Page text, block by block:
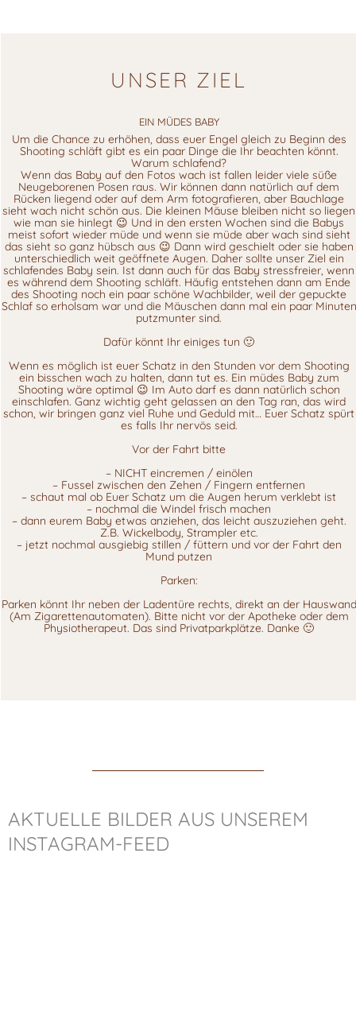
UNSER ZIEL
EIN MÜDES BABY
Um die Chance zu erhöhen, dass euer Engel gleich zu Beginn des
Shooting schläft gibt es ein paar Dinge die Ihr beachten könnt.
Warum schlafend?
Wenn das Baby auf den Fotos wach ist fallen leider viele süße
Neugeborenen Posen raus. Wir können dann natürlich auf dem
Rücken liegend oder auf dem Arm fotografieren, aber Bauchlage
sieht wach nicht schön aus. Die kleinen Mäuse bleiben nicht so liegen
wie man sie hinlegt 😉 Und in den ersten Wochen sind die Babys
meist sofort wieder müde und wenn sie müde aber wach sind sieht
das sieht so ganz hübsch aus 😉 Dann wird geschielt oder sie haben
unterschiedlich weit geöffnete Augen. Daher sollte unser Ziel ein
schlafendes Baby sein. Ist dann auch für das Baby stressfreier, wenn
es während dem Shooting schläft. Häufig entstehen dann am Ende
des Shooting noch ein paar schöne Wachbilder, weil der gepuckte
Schlaf so erholsam war und die Mäuschen dann mal ein paar Minuten
putzmunter sind.
Dafür könnt Ihr einiges tun 🙂
Wenn es möglich ist euer Schatz in den Stunden vor dem Shooting
ein bisschen wach zu halten, dann tut es. Ein müdes Baby zum
Shooting wäre optimal 😉 Im Auto darf es dann natürlich schon
einschlafen. Ganz wichtig geht gelassen an den Tag ran, das wird
schon, wir bringen ganz viel Ruhe und Geduld mit… Euer Schatz spürt
es falls Ihr nervös seid.
Vor der Fahrt bitte
– NICHT eincremen / einölen
– Fussel zwischen den Zehen / Fingern entfernen
– schaut mal ob Euer Schatz um die Augen herum verklebt ist
– nochmal die Windel frisch machen
– dann eurem Baby etwas anziehen, das leicht auszuziehen geht.
Z.B. Wickelbody, Strampler etc.
– jetzt nochmal ausgiebig stillen / füttern und vor der Fahrt den
Mund putzen
Parken:
Parken könnt Ihr neben der Ladentüre rechts, direkt an der Hauswand
(Am Zigarettenautomaten). Bitte nicht vor der Apotheke oder dem
Physiotherapeut. Das sind Privatparkplätze. Danke 🙂
AKTUELLE BILDER AUS UNSEREM
INSTAGRAM-FEED